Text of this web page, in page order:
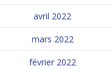
avril 2022
mars 2022
février 2022